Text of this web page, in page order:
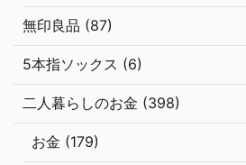
無印良品 (87)
5本指ソックス (6)
二人暮らしのお金 (398)
お金 (179)